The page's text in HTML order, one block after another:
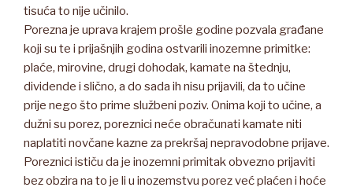
tisuća to nije učinilo.
Porezna je uprava krajem prošle godine pozvala građane
koji su te i prijašnjih godina ostvarili inozemne primitke:
plaće, mirovine, drugi dohodak, kamate na štednju,
dividende i slično, a do sada ih nisu prijavili, da to učine
prije nego što prime službeni poziv. Onima koji to učine, a
dužni su porez, poreznici neće obračunati kamate niti
naplatiti novčane kazne za prekršaj nepravodobne prijave.
Poreznici ističu da je inozemni primitak obvezno prijaviti
bez obzira na to je li u inozemstvu porez već plaćen i hoće